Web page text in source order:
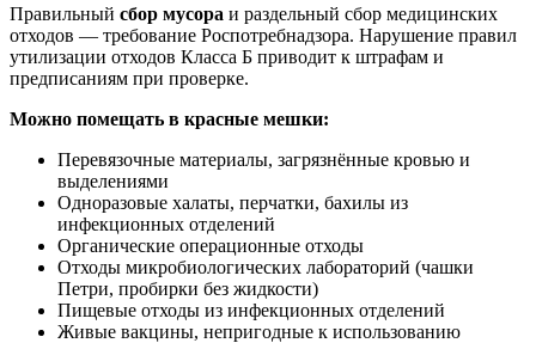
Правильный сбор мусора и раздельный сбор медицинских
отходов — требование Роспотребнадзора. Нарушение правил
утилизации отходов Класса Б приводит к штрафам и
предписаниям при проверке.
Можно помещать в красные мешки:
Перевязочные материалы, загрязнённые кровью и
выделениями
Одноразовые халаты, перчатки, бахилы из
инфекционных отделений
Органические операционные отходы
Отходы микробиологических лабораторий (чашки
Петри, пробирки без жидкости)
Пищевые отходы из инфекционных отделений
Живые вакцины, непригодные к использованию